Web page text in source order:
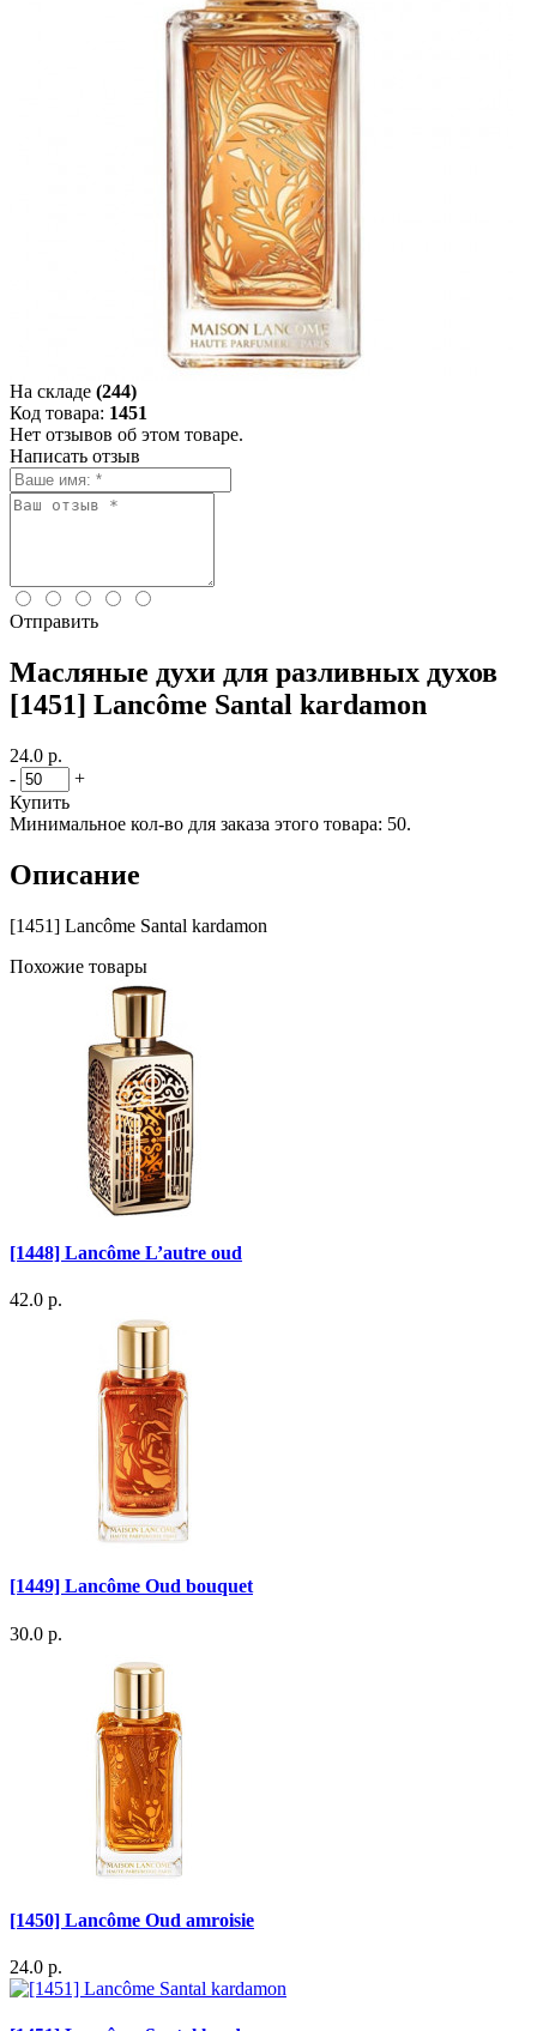
На складе (244)
Код товара: 1451
Нет отзывов об этом товаре.
Написать отзыв
Отправить
Масляные духи для разливных духов
[1451] Lancôme Santal kardamon
24.0 р.
-
+
Купить
Минимальное кол-во для заказа этого товара: 50.
Описание
[1451] Lancôme Santal kardamon
Похожие товары
[1448] Lancôme L’autre oud
42.0 р.
[1449] Lancôme Oud bouquet
30.0 р.
[1450] Lancôme Oud amroisie
24.0 р.